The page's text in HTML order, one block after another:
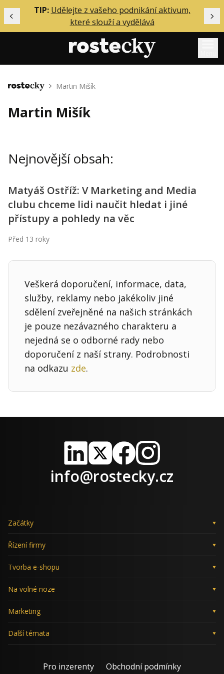
Předchozí
TIP: Udělejte z vašeho podnikání aktivum,
které slouží a vydělává
Mentoring
Solo
Inzerce
Přihlášení
Kontakt
Obchodní podmínky
Domů Martin Mišík
Martin Mišík
Nejnovější obsah:
Matyáš Ostříž: V Marketing and Media
clubu chceme lidi naučit hledat i jiné
přístupy a pohledy na věc
Před 13 roky
Veškerá doporučení, informace, data,
služby, reklamy nebo jakékoliv jiné
sdělení zveřejněné na našich stránkách
je pouze nezávazného charakteru a
nejedná se o odborné rady nebo
doporučení z naší strany. Podrobnosti
na odkazu zde.
LinkedIn
X FacebookInstagram
info@rostecky.cz
Začátky
Řízení firmy
Tvorba e-shopu
Na volné noze
Marketing
Další témata
Pro inzerenty Obchodní podmínky